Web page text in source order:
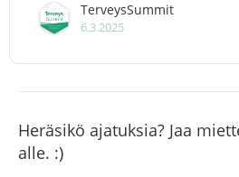
TerveysSummit
6.3.2025
Heräsikö ajatuksia? Jaa
alle. :)